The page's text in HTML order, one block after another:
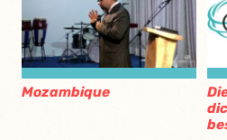
Mozambique